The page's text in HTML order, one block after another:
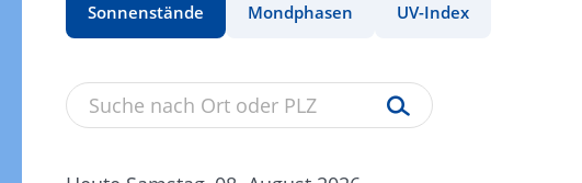
Sonnenstände Mondphasen UV-Index